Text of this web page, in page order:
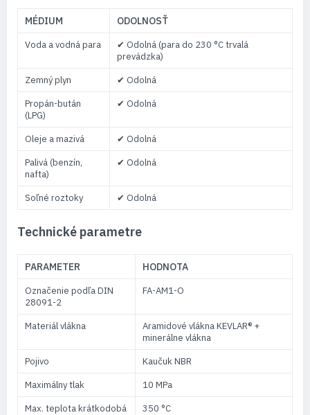
MÉDIUM ODOLNOSŤ
Voda a vodná para
✔ Odolná (para do 230 °C trvalá
prevádzka)
Zemný plyn
✔ Odolná
Propán-bután
(LPG)
✔ Odolná
Oleje a mazivá
✔ Odolná
Palivá (benzín,
nafta)
✔ Odolná
Soľné roztoky ✔ Odolná
Technické parametre
PARAMETER HODNOTA
Označenie podľa DIN
28091-2
FA-AM1-O
Materiál vlákna
Aramidové vlákna KEVLAR® +
minerálne vlákna
Pojivo
Kaučuk NBR
Maximálny tlak
10 MPa
Max. teplota krátkodobá
350 °C